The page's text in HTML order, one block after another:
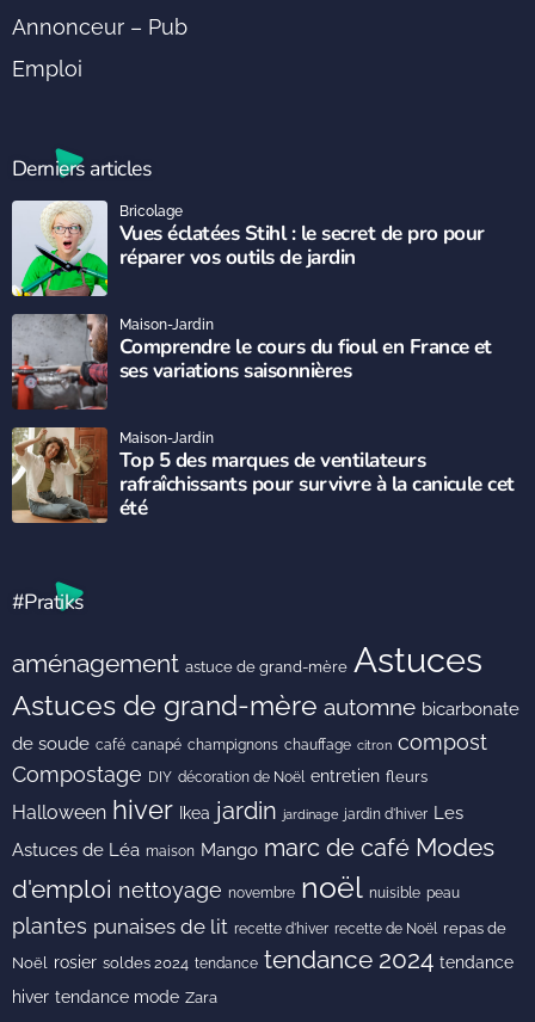
Annonceur – Pub
Emploi
Derniers articles
Vues éclatées Stihl : le secret de pro pour
réparer vos outils de jardin
Bricolage
Comprendre le cours du fioul en France et
ses variations saisonnières
Maison-Jardin
Top 5 des marques de ventilateurs
rafraîchissants pour survivre à la canicule cet
été
Maison-Jardin
#Pratiks
aménagement astuce de grand-mère Astuces
Astuces de grand-mère automne bicarbonate
de soude café canapé champignons chauffage citron compost
Compostage DIY décoration de Noël entretien fleurs
Halloween hiver Ikea jardin jardinage jardin d'hiver Les
Astuces de Léa maison Mango marc de café Modes
d'emploi nettoyage novembre noël nuisible peau
plantes punaises de lit recette d'hiver recette de Noël repas de
Noël rosier soldes 2024 tendance tendance 2024 tendance
hiver tendance mode Zara